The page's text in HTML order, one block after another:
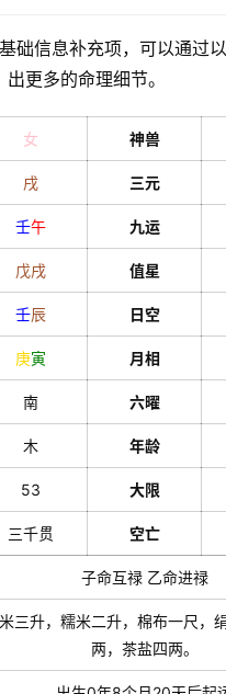
础信息补充项，可以通过
出更多的命理细节。
女 神兽
戌 三元
壬午 九运
戊戌 值星
壬辰 日空
庚寅 月相
南 六曜
木 年龄
53 大限
三千贯 空亡
子命互禄 乙命进禄
三升，糯米二升，棉布一尺，
两，茶盐四两。